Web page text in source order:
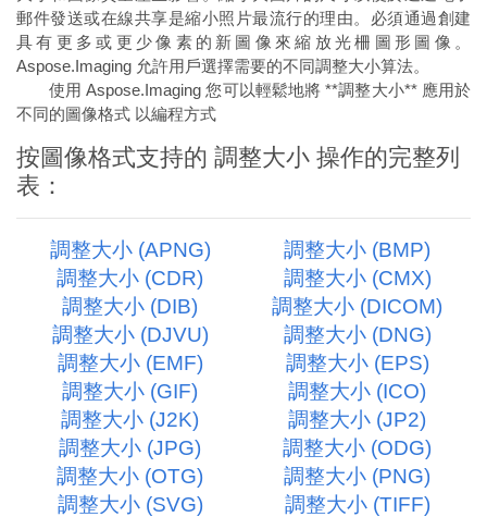
郵件發送或在線共享是縮小照片最流行的理由。必須通過創建
具有更多或更少像素的新圖像來縮放光柵圖形圖像。
Aspose.Imaging 允許用戶選擇需要的不同調整大小算法。
使用 Aspose.Imaging 您可以輕鬆地將 **調整大小** 應用於
不同的圖像格式 以編程方式
按圖像格式支持的 調整大小 操作的完整列
表：
調整大小 (APNG)
調整大小 (BMP)
調整大小 (CDR)
調整大小 (CMX)
調整大小 (DIB)
調整大小 (DICOM)
調整大小 (DJVU)
調整大小 (DNG)
調整大小 (EMF)
調整大小 (EPS)
調整大小 (GIF)
調整大小 (ICO)
調整大小 (J2K)
調整大小 (JP2)
調整大小 (JPG)
調整大小 (ODG)
調整大小 (OTG)
調整大小 (PNG)
調整大小 (SVG)
調整大小 (TIFF)